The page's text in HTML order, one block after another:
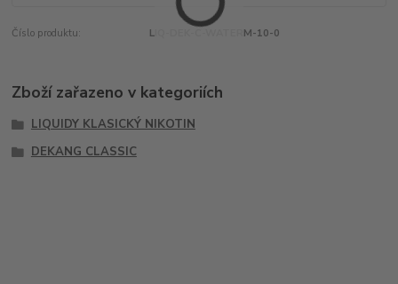
Číslo produktu: LIQ-DEK-C-WATERM-10-0
Zboží zařazeno v kategoriích
LIQUIDY KLASICKÝ NIKOTIN
DEKANG CLASSIC